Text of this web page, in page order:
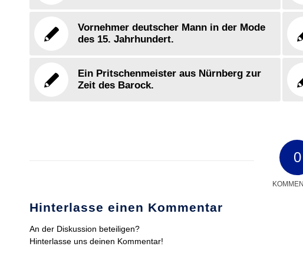
Vornehmer deutscher Mann in der Mode
des 15. Jahrhundert.
Ein Pritschenmeister aus Nürnberg zur
Zeit des Barock.
0
Hinterlasse einen Kommentar
An der Diskussion beteiligen?
Hinterlasse uns deinen Kommentar!